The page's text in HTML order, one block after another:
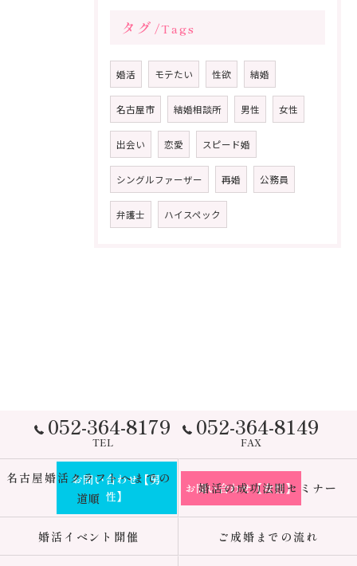
タグ Tags
婚活 モテたい 性欲 結婚
名古屋市 結婚相談所 男性 女性
出会い 恋愛 スピード婚
シングルファーザー 再婚 公務員
弁護士 ハイスペック
052-364-8179
TEL
052-364-8149
FAX
お問い合わせ【男
性】
お問い合わせ【女性】
名古屋婚活クラフトへまでの
道順
婚活の成功法則セミナー
婚活イベント開催 ご成婚までの流れ